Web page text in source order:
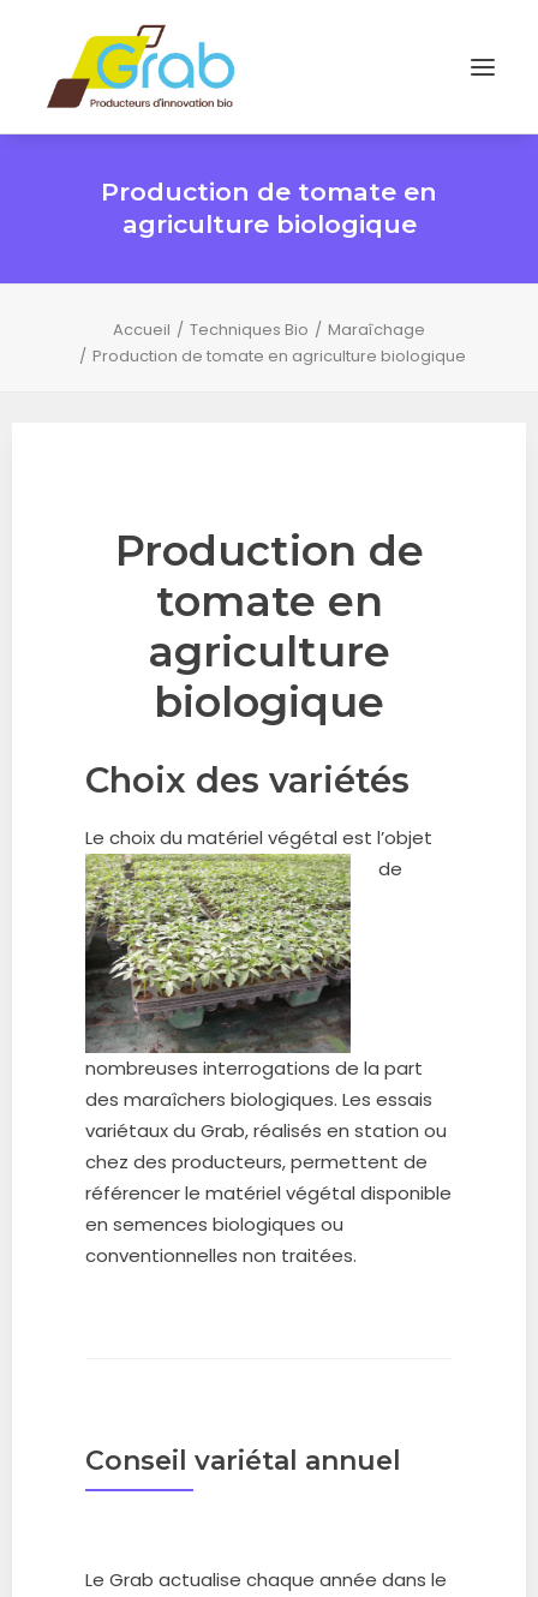
Production de tomate en
agriculture biologique
Accueil Techniques Bio
Maraîchage
Production de tomate en agriculture biologique
Production de
tomate en
agriculture
biologique
Choix des variétés
Le choix du matériel végétal est l’objet
de
nombreuses interrogations de la part
des maraîchers biologiques. Les essais
variétaux du Grab, réalisés en station ou
chez des producteurs, permettent de
référencer le matériel végétal disponible
en semences biologiques ou
conventionnelles non traitées.
Conseil variétal annuel
Le Grab actualise chaque année dans le